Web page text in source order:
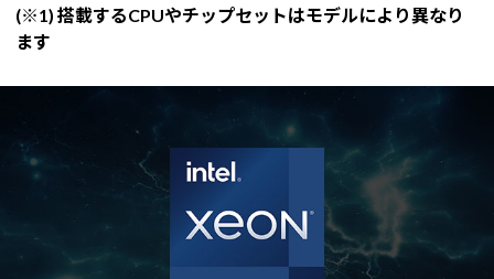
(※1) 搭載するCPUやチップセットはモデルにより異なり
ます